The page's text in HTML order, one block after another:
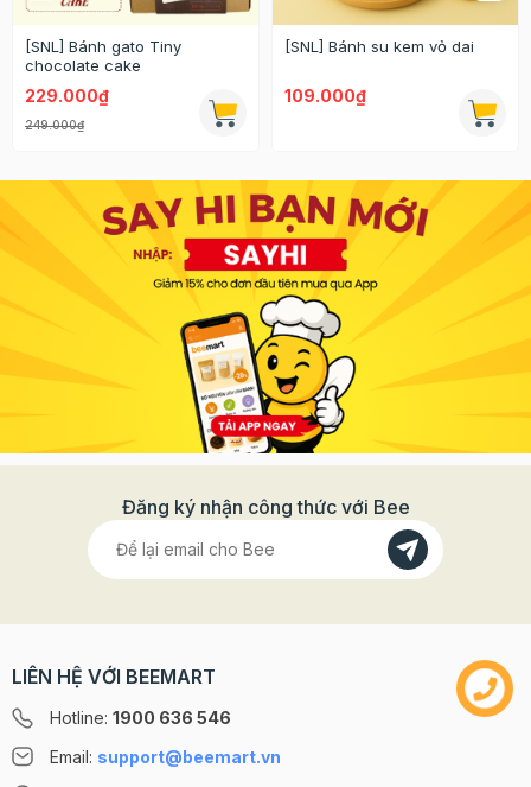
[SNL] Bánh gato Tiny
chocolate cake
229.000₫
249.000₫
[SNL] Bánh su kem vỏ dai
109.000₫
Đăng ký nhận công thức với Bee
LIÊN HỆ VỚI BEEMART
Hotline: 1900 636 546
Email: support@beemart.vn